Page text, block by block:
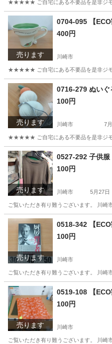
★★★★★ ご自宅にある不要品を是非ジモ
神奈川 川崎市
売ります
0704-095 【
400円
川崎市
★★★★★ ご自宅にある不要品を是非ジモ
神奈川 川崎市 マグカ
売ります
0716-279 ぬいぐ
100円
川崎市 7
★★★★★ ご自宅にある不要品を是非ジモ
神奈川 川崎市 おもちゃ 現地
売ります
0527-292 子供服
100円
川崎市 5月27日
ご覧いただき有り難うございます。 川
神奈川 川崎市 キッズ用品
売ります
0518-342 【
100円
川崎市
ご覧いただき有り難うございます。 川
神奈川 川崎市 ビジネス、経済
売ります
0519-108 【
100円
川崎市
ご覧いただき有り難うございます。 川